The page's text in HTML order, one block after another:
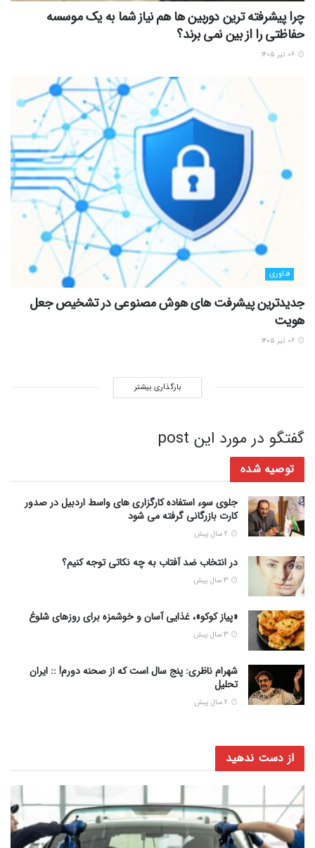
چرا پیشرفته ترین دوربین ها هم نیاز شما به یک موسسه
حفاظتی را از بین نمی برند؟
فناوری
جدیدترین پیشرفت های هوش مصنوعی در تشخیص جعل
هویت
بارگذاری بیشتر
گفتگو در مورد این post
توصیه شده
جلوی سوء استفاده کارگزاری های واسط اردبیل در صدور
کارت بازرگانی گرفته می شود
در انتخاب ضد آفتاب به چه نکاتی توجه کنیم؟
«پیاز کوکو»، غذایی آسان و خوشمزه برای روزهای شلوغ
شهرام ناظری: پنج سال است که از صحنه دورم! :: ایران
تحلیل
از دست ندهید